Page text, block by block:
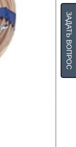
ЗАДАТЬ ВОПРОС